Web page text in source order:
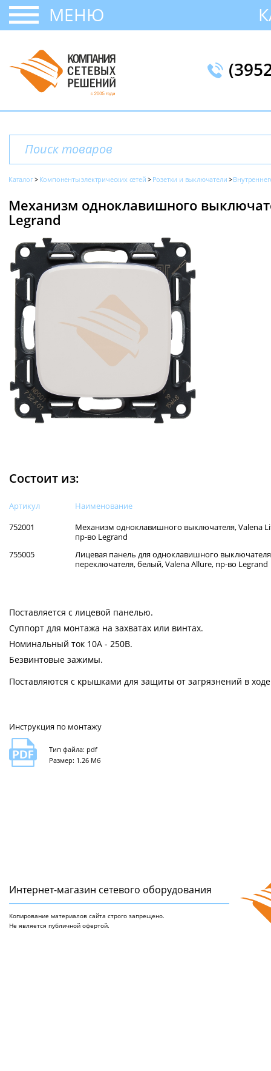
МЕНЮ
Каталог Компоненты электрических сетей Розетки и выключатели
Механизм одноклавишного
Legrand
Состоит из:
Артикул
Наименованиe
752001
Механизм одноклавишного выключателя, Valena
пр-во Legrand
755005
Лицевая панель для одноклавишного
переключателя, белый, Valena Allure, пр-во Legrand
Поставляется с лицевой панелью.
Суппорт для монтажа на захватах или винтах.
Номинальный ток 10А - 250В.
Безвинтовые зажимы.
Поставляются с крышками для защиты от загрязнений в
Инструкция по монтажу
Тип файла: pdf
Размер: 1.26 Мб
Интернет-магазин сетeвого оборудования
Копирование материалов сайта строго запрещено.
Не является публичной офертой.